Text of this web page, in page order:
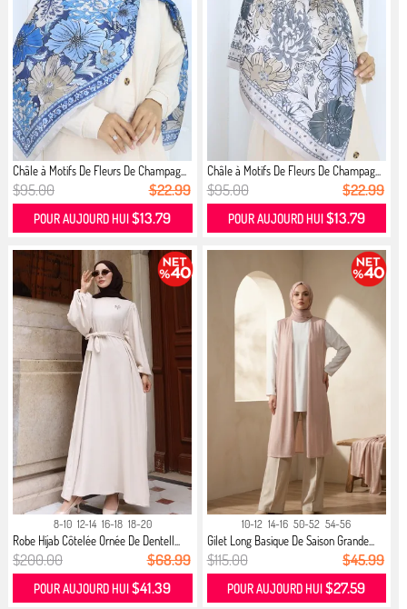
Châle à Motifs De Fleurs De Champag...
$95.00 $22.99
POUR AUJOURD HUI$13.79
Châle à Motifs De Fleurs De Champag...
$95.00 $22.99
POUR AUJOURD HUI $13.79
8-10 12-14 16-18 18-20
Robe Hijab Côtelée Ornée De Dentell...
$200.00 $68.99
POUR AUJOURD HUI$41.39
10-12 14-16 50-52 54-56
Gilet Long Basique De Saison Grande...
$115.00 $45.99
POUR AUJOURD HUI$27.59